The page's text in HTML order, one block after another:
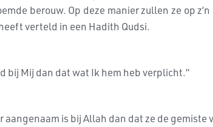
berouw. Op deze manier zullen ze op
verteld in een Hadith Qudsi.
bij Mij dan dat wat Ik hem heb verplicht.”
is bij Allah dan dat ze de